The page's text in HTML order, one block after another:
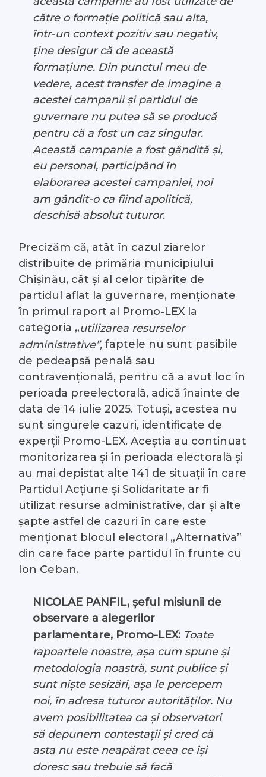
către o formație politică sau alta,
într-un context pozitiv sau negativ,
ține desigur că de această
formațiune. Din punctul meu de
vedere, acest transfer de imagine a
acestei campanii și partidul de
guvernare nu putea să se producă
pentru că a fost un caz singular.
Această campanie a fost gândită și,
eu personal, participând în
elaborarea acestei campaniei, noi
am gândit-o ca fiind apolitică,
deschisă absolut tuturor.
Precizăm că, atât în cazul ziarelor
distribuite de primăria municipiului
Chișinău, cât și al celor tipărite de
partidul aflat la guvernare, menționate
în primul raport al Promo-LEX la
categoria „utilizarea resurselor
administrative”,faptele nu sunt pasibile
de pedeapsă penală sau
contravențională, pentru că a avut loc în
perioada preelectorală, adică înainte de
data de 14 iulie 2025. Totuși, acestea nu
sunt singurele cazuri, identificate de
experții Promo-LEX. Aceștia au continuat
monitorizarea și în perioada electorală și
au mai depistat alte 141 de situații în care
Partidul Acțiune și Solidaritate ar fi
utilizat resurse administrative, dar și alte
șapte astfel de cazuri în care este
menționat blocul electoral „Alternativa”
din care face parte partidul în frunte cu
Ion Ceban.
NICOLAE PANFIL, șeful misiunii de
observare a alegerilor
parlamentare, Promo-LEX: Toate
rapoartele noastre, așa cum spune și
metodologia noastră, sunt publice și
sunt niște sesizări, așa le percepem
noi, în adresa tuturor autorităților. Nu
avem posibilitatea ca și observatori
să depunem contestații și cred că
asta nu este neapărat ceea ce își
doresc sau trebuie să facă